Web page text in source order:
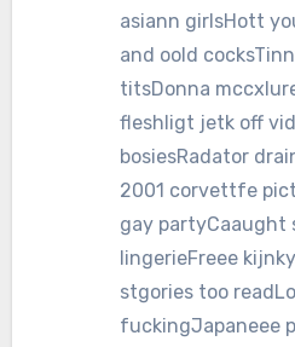
asiann girlsHott
and oold
titsDonna
fleshligt jetk off
bosiesRadator
2001 corvettfe
gay partyCaaught
lingerieFreee
stgories too
fuckingJapaneee